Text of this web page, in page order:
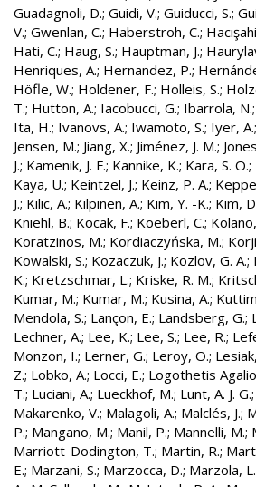
Guadagnoli, D.; Guidi, V.; Guiducci, S.;
V.; Gwenlan, C.; Haberstroh, C.;
Hati, C.; Haug, S.; Hauptman, J.;
Henriques, A.; Hernandez, P.;
Höfle, W.; Holdener, F.; Holleis, S.;
T.; Hutton, A.; Iacobucci, G.; Ibarrola, N.;
Ita, H.; Ivanovs, A.; Iwamoto, S.; Iyer, A.;
Jensen, M.; Jiang, X.; Jiménez, J. M.;
J.; Kamenik, J. F.; Kannike, K.; Kara, S. O.;
Kaya, U.; Keintzel, J.; Keinz, P. A.;
J.; Kilic, A.; Kilpinen, A.; Kim, Y. -K.; Kim,
Kniehl, B.; Kocak, F.; Koeberl, C.;
Koratzinos, M.; Kordiaczyńska, M.;
Kowalski, S.; Kozaczuk, J.; Kozlov, G. A.;
K.; Kretzschmar, L.; Kriske, R. M.;
Kumar, M.; Kumar, M.; Kusina, A.;
Mendola, S.; Lançon, E.; Landsberg, G.;
Lechner, A.; Lee, K.; Lee, S.; Lee, R.;
Monzon, I.; Lerner, G.; Leroy, O.;
Z.; Lobko, A.; Locci, E.; Logothetis
T.; Luciani, A.; Lueckhof, M.; Lunt, A. J. G.;
Makarenko, V.; Malagoli, A.; Malclés, J.;
P.; Mangano, M.; Manil, P.; Mannelli, M.;
Marriott-Dodington, T.; Martin, R.;
E.; Marzani, S.; Marzocca, D.; Marzola, L.